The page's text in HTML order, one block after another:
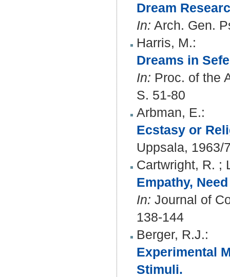
Dream
In: Arch. Gen.
Harris, M.:
Dreams in
In: Proc. of the
S. 51-80
Arbman, E.:
Ecstasy or
Uppsala, 1963/
Cartwright, R. ;
Empathy,
In: Journal of
138-144
Berger, R.J.:
Experimental
Stimuli.